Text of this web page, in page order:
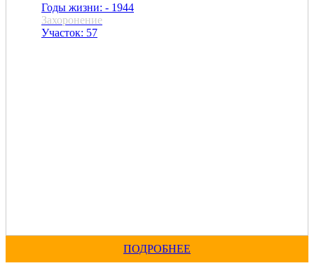
Годы жизни: - 1944
Захоронение
Участок: 57
ПОДРОБНЕЕ